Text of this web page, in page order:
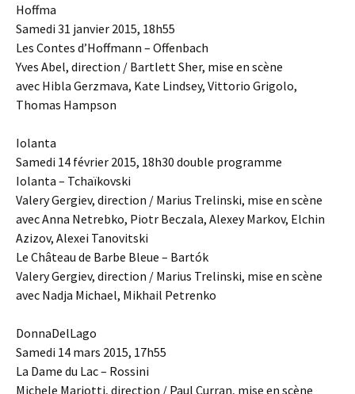
Hoffma
Samedi 31 janvier 2015, 18h55
Les Contes d’Hoffmann – Offenbach
Yves Abel, direction / Bartlett Sher, mise en scène
avec Hibla Gerzmava, Kate Lindsey, Vittorio Grigolo,
Thomas Hampson
Iolanta
Samedi 14 février 2015, 18h30 double programme
Iolanta – Tchaïkovski
Valery Gergiev, direction / Marius Trelinski, mise en scène
avec Anna Netrebko, Piotr Beczala, Alexey Markov, Elchin
Azizov, Alexei Tanovitski
Le Château de Barbe Bleue – Bartók
Valery Gergiev, direction / Marius Trelinski, mise en scène
avec Nadja Michael, Mikhail Petrenko
DonnaDelLago
Samedi 14 mars 2015, 17h55
La Dame du Lac – Rossini
Michele Mariotti, direction / Paul Curran, mise en scène